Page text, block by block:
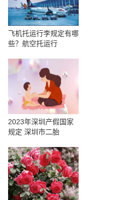
飞机托运行李规定有哪
些？航空托运行
2023年深圳产假国家
规定 深圳市二胎